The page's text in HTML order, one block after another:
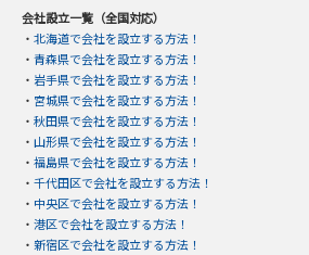
会社設立一覧（全国対応）
・ 北海道で会社を設立する方法！
・ 青森県で会社を設立する方法！
・ 岩手県で会社を設立する方法！
・ 宮城県で会社を設立する方法！
・ 秋田県で会社を設立する方法！
・ 山形県で会社を設立する方法！
・ 福島県で会社を設立する方法！
・ 千代田区で会社を設立する方法！
・ 中央区で会社を設立する方法！
・ 港区で会社を設立する方法！
・ 新宿区で会社を設立する方法！